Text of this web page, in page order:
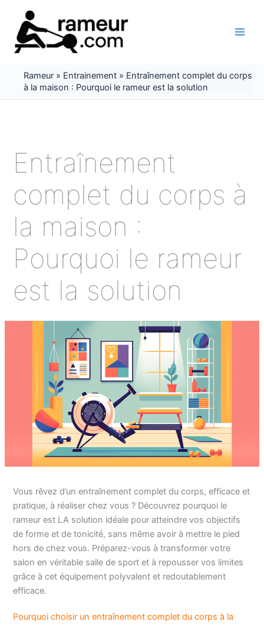
contenu
Rameur » Entrainement » Entraînement complet du corps
à la maison : Pourquoi le rameur est la solution
Entraînement
complet du corps à
la maison :
Pourquoi le rameur
est la solution
Vous rêvez d’un entraînement complet du corps, efficace et
pratique, à réaliser chez vous ? Découvrez pourquoi le
rameur est LA solution idéale pour atteindre vos objectifs
de forme et de tonicité, sans même avoir à mettre le pied
hors de chez vous. Préparez-vous à transformer votre
salon en véritable salle de sport et à repousser vos limites
grâce à cet équipement polyvalent et redoutablement
efficace.
Pourquoi choisir un entraînement complet du corps à la